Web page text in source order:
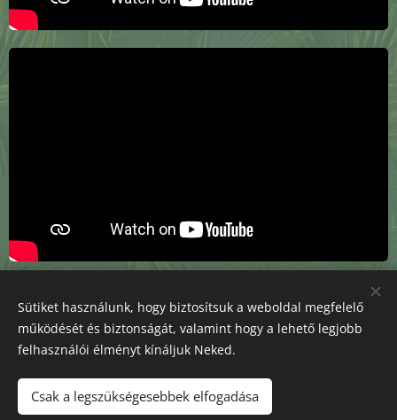
s.noemi.tea@gmail.com
Sütiket használunk, hogy biztosítsuk a weboldal megfelelő
működését és biztonságát, valamint hogy a lehető legjobb
felhasználói élményt kínáljuk Neked.
Csak a legszükségesebbek elfogadása